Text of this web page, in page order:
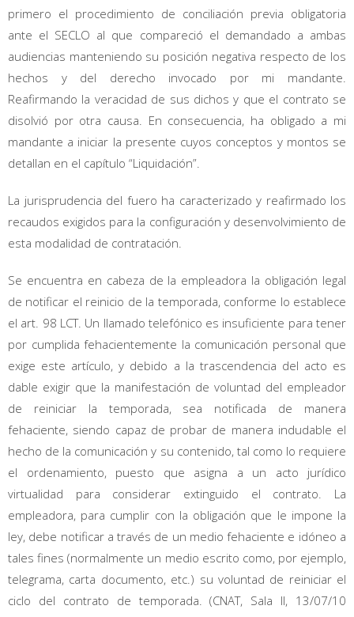
primero el procedimiento de conciliación previa obligatoria
ante el SECLO al que compareció el demandado a ambas
audiencias manteniendo su posición negativa respecto de los
hechos y del derecho invocado por mi mandante.
Reafirmando la veracidad de sus dichos y que el contrato se
disolvió por otra causa. En consecuencia, ha obligado a mi
mandante a iniciar la presente cuyos conceptos y montos se
detallan en el capítulo “Liquidación”.
La jurisprudencia del fuero ha caracterizado y reafirmado los
recaudos exigidos para la configuración y desenvolvimiento de
esta modalidad de contratación.
Se encuentra en cabeza de la empleadora la obligación legal
de notificar el reinicio de la temporada, conforme lo establece
el art. 98 LCT. Un llamado telefónico es insuficiente para tener
por cumplida fehacientemente la comunicación personal que
exige este artículo, y debido a la trascendencia del acto es
dable exigir que la manifestación de voluntad del empleador
de reiniciar la temporada, sea notificada de manera
fehaciente, siendo capaz de probar de manera indudable el
hecho de la comunicación y su contenido, tal como lo requiere
el ordenamiento, puesto que asigna a un acto jurídico
virtualidad para considerar extinguido el contrato. La
empleadora, para cumplir con la obligación que le impone la
ley, debe notificar a través de un medio fehaciente e idóneo a
tales fines (normalmente un medio escrito como, por ejemplo,
telegrama, carta documento, etc.) su voluntad de reiniciar el
ciclo del contrato de temporada. (CNAT, Sala II, 13/07/10